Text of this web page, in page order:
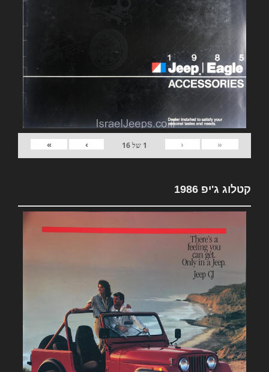
«
‹
1 של16
›
»
קטלוג ג'יפ 1986